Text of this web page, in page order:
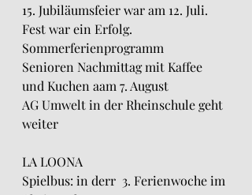
15. Jubiläumsfeier war am 12. Juli.
Fest war ein Erfolg.
Sommerferienprogramm
Senioren Nachmittag mit Kaffee
und Kuchen aam 7. August
AG Umwelt in der Rheinschule geht
weiter
LA LOONA
Spielbus: in derr  3. Ferienwoche im